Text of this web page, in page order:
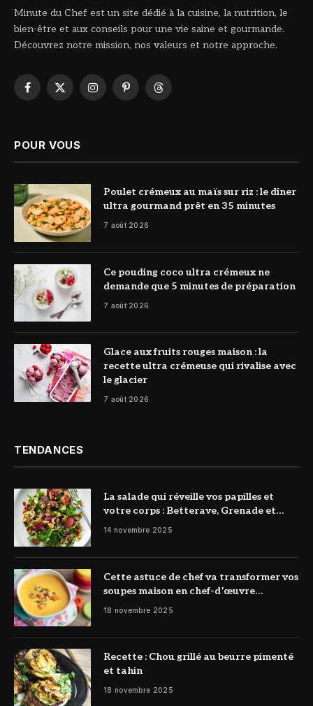
Minute du Chef est un site dédié à la cuisine, la nutrition, le
bien-être et aux conseils pour une vie saine et gourmande.
Découvrez notre mission, nos valeurs et notre approche.
Facebook
X
InstagramPinterestThreads
POUR VOUS
© DR
Poulet crémeux au maïs sur riz : le dîner
ultra gourmand prêt en 35 minutes
7 août 2026
© DR
Ce pouding coco ultra crémeux ne
demande que 5 minutes de préparation
7 août 2026
© DR
Glace aux fruits rouges maison : la
recette ultra crémeuse qui rivalise avec
le glacier
7 août 2026
TENDANCES
La salade qui réveille vos papilles et
votre corps : Betterave, Grenade et
Citron à l’honneur
14 novembre 2025
Cette astuce de chef va transformer vos
soupes maison en chef-d’œuvre
réconfortant
18 novembre 2025
Recette : Chou grillé au beurre pimenté
et tahin
18 novembre 2025